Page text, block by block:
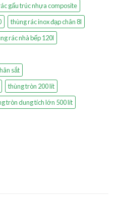
gấu trúc nhựa composite
thùng rác inox đạp chân 8l
rác nhà bếp 120l
sắt
thùng tròn 200 lít
tròn dung tích lớn 500 lít